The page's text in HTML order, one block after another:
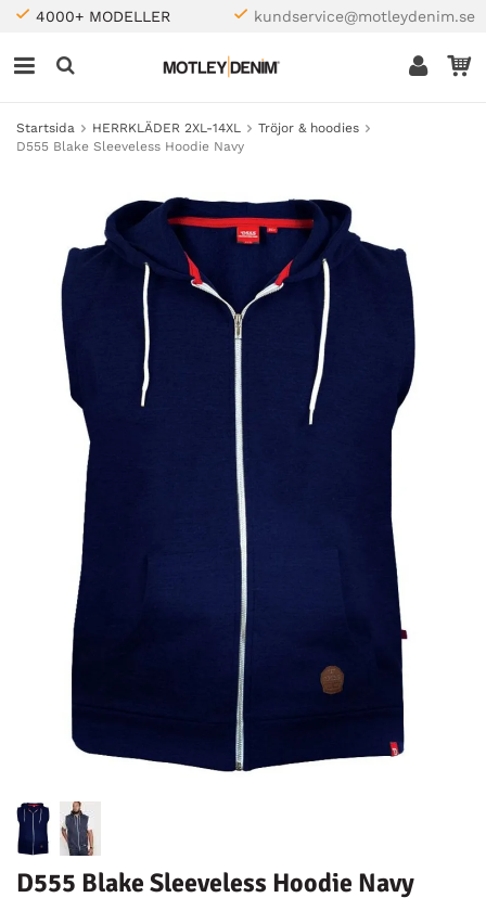
4000+ MODELLER kundservice@motleydenim.se
Startsida HERRKLÄDER 2XL-14XL
Tröjor & hoodies
D555 Blake Sleeveless Hoodie Navy
D555 Blake Sleeveless Hoodie Navy